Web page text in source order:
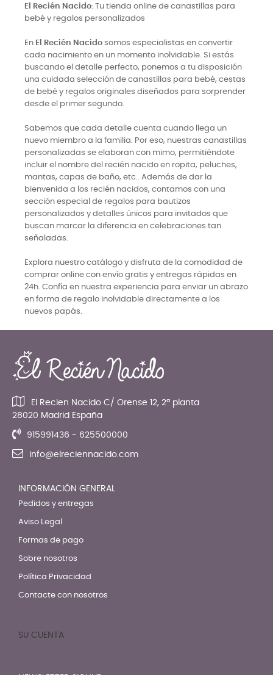
El Recién Nacido: Tu tienda online de canastillas para
bebé y regalos personalizados
En El Recién Nacido somos especialistas en convertir
cada nacimiento en un momento inolvidable. Si estás
buscando el detalle perfecto, ponemos a tu disposición
una cuidada selección de canastillas para bebé, cestas
de bebé y regalos originales diseñados para sorprender
desde el primer segundo.
Sabemos que cada detalle cuenta cuando llega un
nuevo miembro a la familia. Por eso, nuestras canastillas
personalizadas se elaboran con mimo, permitiéndote
incluir el nombre del recién nacido en ropita, peluches,
mantas, capas de baño, etc.. Además de dar la
bienvenida a los recién nacidos, contamos con una
sección especial de regalos para bautizos
personalizados y detalles únicos para invitados que
buscan marcar la diferencia en celebraciones tan
señaladas.
Explora nuestro catálogo y disfruta de la comodidad de
comprar online con envío gratis y entregas rápidas en
24h. Confía en nuestra experiencia para enviar un abrazo
en forma de regalo inolvidable directamente a los
nuevos papás.
El Recien Nacido C/ Orense 12, 2ª planta
28020 Madrid España
915991436 - 625500000
info@elreciennacido.com
INFORMACIÓN GENERAL
Pedidos y entregas
Aviso Legal
Formas de pago
Sobre nosotros
Política Privacidad
Contacte con nosotros
SU CUENTA